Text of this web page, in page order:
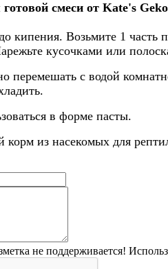
смеси от Kate's
кипения. Возьмите 1
кусочками или
перемешать с водой
в форме пасты.
корм из насекомых для
не поддерживается!